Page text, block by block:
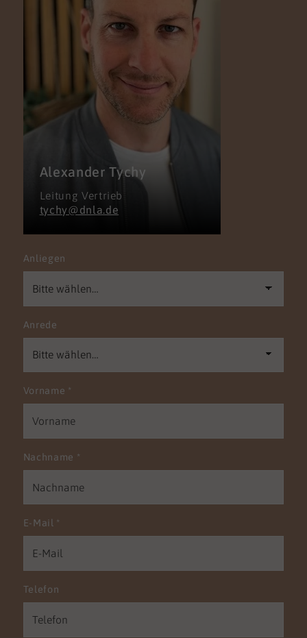
Alexander Tychy
Leitung Vertrieb
tychy@dnla.de
Anliegen
Anrede
Vorname *
Nachname *
E-Mail *
Telefon